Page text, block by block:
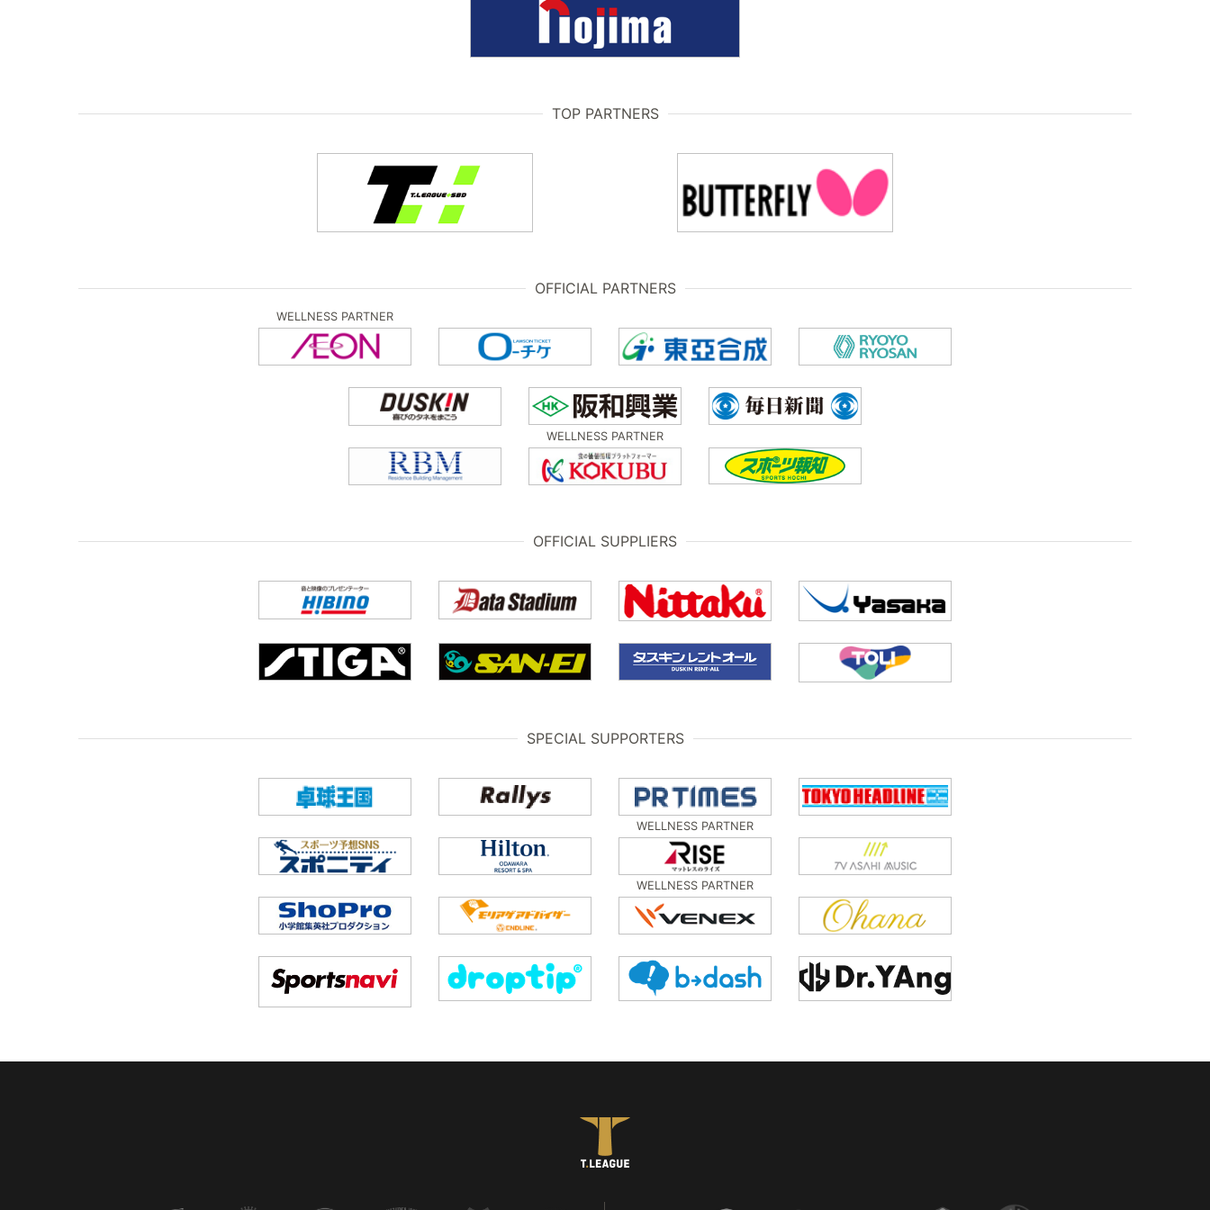
TOP PARTNERS
OFFICIAL PARTNERS
WELLNESS PARTNER
WELLNESS PARTNER
OFFICIAL SUPPLIERS
SPECIAL SUPPORTERS
WELLNESS PARTNER
WELLNESS PARTNER